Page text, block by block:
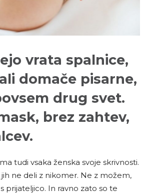
vrata spalnice,
domače pisarne,
drug svet.
brez zahtev,
tudi vsaka ženska svoje skrivnosti.
ne deli z nikomer. Ne z možem,
prijateljico. In ravno zato so te